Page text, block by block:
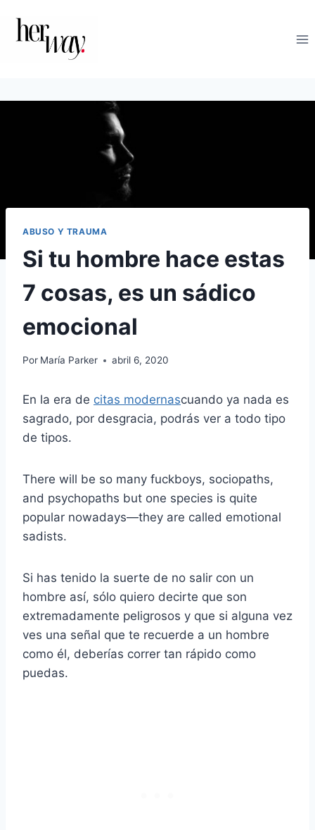
contenido
ABUSO Y TRAUMA
Si tu hombre hace estas
7 cosas, es un sádico
emocional
Por María Parker abril 6, 2020
En la era de citas modernascuando ya nada es
sagrado, por desgracia, podrás ver a todo tipo
de tipos.
There will be so many fuckboys, sociopaths,
and psychopaths but one species is quite
popular nowadays—they are called emotional
sadists.
Si has tenido la suerte de no salir con un
hombre así, sólo quiero decirte que son
extremadamente peligrosos y que si alguna vez
ves una señal que te recuerde a un hombre
como él, deberías correr tan rápido como
puedas.